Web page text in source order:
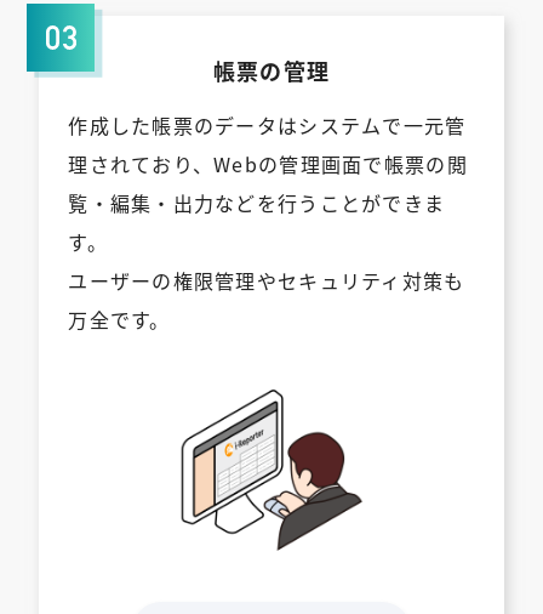
帳票の管理
作成した帳票のデータはシステムで一元管
理されており、Webの管理画面で帳票の閲
覧・編集・出力などを行うことができま
す。
ユーザーの権限管理やセキュリティ対策も
万全です。